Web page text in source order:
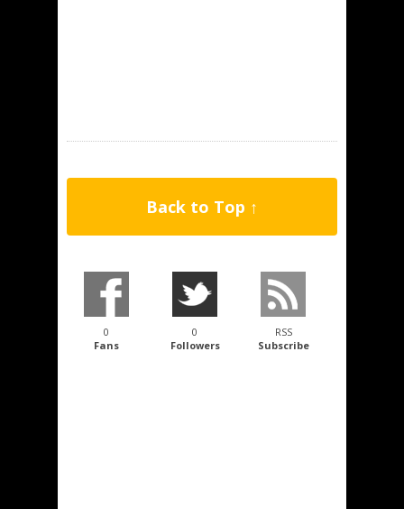
Back to Top ↑
0
Fans
0
Followers
RSS
Subscribe